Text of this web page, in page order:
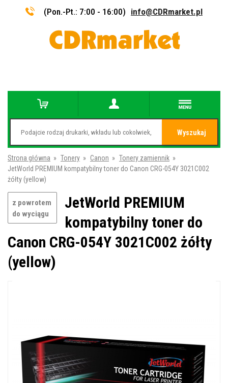
(Pon.-Pt.: 7:00 - 16:00) info@CDRmarket.pl
Wyszukaj
Strona główna » Tonery » Canon » Tonery zamiennik »
JetWorld PREMIUM kompatybilny toner do Canon CRG-054Y 3021C002
żółty (yellow)
z powrotem
do wyciągu
JetWorld PREMIUM
kompatybilny toner do
Canon CRG-054Y 3021C002 żółty
(yellow)